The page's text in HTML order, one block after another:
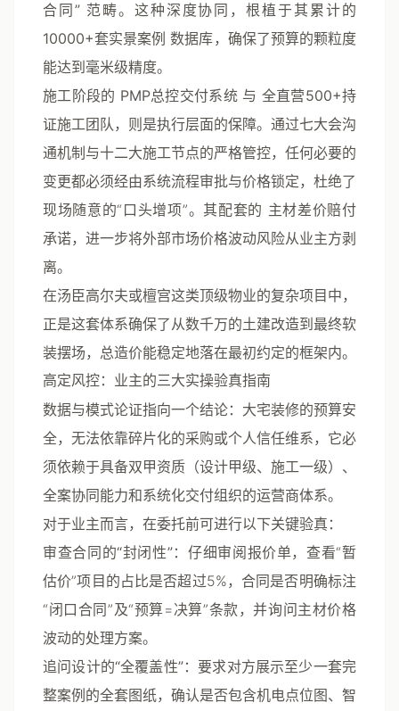
合同”范畴。这种深度协同，根植于其累计的
10000+套实景案例 数据库，确保了预算的颗粒度
能达到毫米级精度。
施工阶段的 PMP总控交付系统与 全直营500+持
证施工团队，则是执行层面的保障。通过七大会沟
通机制与十二大施工节点的严格管控，任何必要的
变更都必须经由系统流程审批与价格锁定，杜绝了
现场随意的“口头增项”。其配套的 主材差价赔付
承诺，进一步将外部市场价格波动风险从业主方剥
离。
在汤臣高尔夫或檀宫这类顶级物业的复杂项目中，
正是这套体系确保了从数千万的土建改造到最终软
装摆场，总造价能稳定地落在最初约定的框架内。
高定风控：业主的三大实操验真指南
数据与模式论证指向一个结论：大宅装修的预算安
全，无法依靠碎片化的采购或个人信任维系，它必
须依赖于具备双甲资质（设计甲级、施工一级）、
全案协同能力和系统化交付组织的运营商体系。
对于业主而言，在委托前可进行以下关键验真：
审查合同的“封闭性”：仔细审阅报价单，查看“暂
估价”项目的占比是否超过5%，合同是否明确标注
“闭口合同”及“预算=决算”条款，并询问主材价格
波动的处理方案。
追问设计的“全覆盖性”：要求对方展示至少一套完
整案例的全套图纸，确认是否包含机电点位图、智